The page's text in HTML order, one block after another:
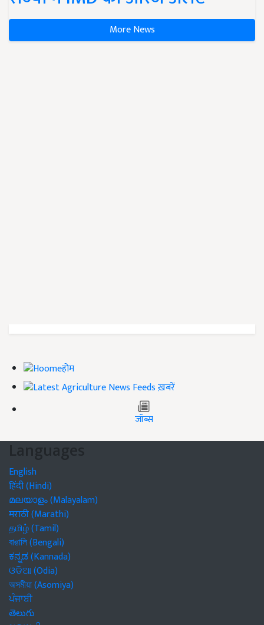
More News
जॉब्स
Languages
हिंदी (Hindi)
മലയാളം (Malayalam)
मराठी (Marathi)
தமிழ் (Tamil)
বাঙালি (Bengali)
ಕನ್ನಡ (Kannada)
ଓଡିଆ (Odia)
অসমীয়া (Asomiya)
ਪੰਜਾਬੀ
తెలుగు
ગુજરાતી